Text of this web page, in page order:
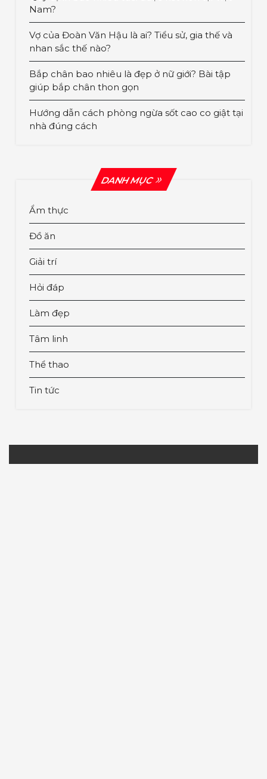
Nam?
Vợ của Đoàn Văn Hậu là ai? Tiểu sử, gia thế và
nhan sắc thế nào?
Bắp chân bao nhiêu là đẹp ở nữ giới? Bài tập
giúp bắp chân thon gọn
Hướng dẫn cách phòng ngừa sốt cao co giật tại
nhà đúng cách
DANH MỤC
Ẩm thực
Đồ ăn
Giải trí
Hỏi đáp
Làm đẹp
Tâm linh
Thể thao
Tin tức